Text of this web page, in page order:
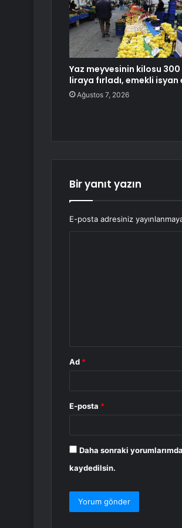
Yaz meyvesinin kilosu 300
liraya fırladı, emekli
Ağustos 7, 2026
Bir yanıt yazın
E-posta adresiniz
Ad *
E-posta *
Daha sonraki
kaydedilsin.